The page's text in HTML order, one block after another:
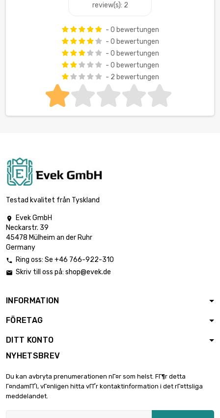
review(s): 2
- 0 bewertungen
- 0 bewertungen
- 0 bewertungen
- 0 bewertungen
- 2 bewertungen
Testad kvalitet från Tyskland

Evek GmbH
Neckarstr. 39
45478 Mülheim an der Ruhr
Germany
 Ring oss: Se +46 766-922-310
 Skriv till oss på: shop@evek.de
INFORMATION
FÖRETAG
DITT KONTO
NYHETSBREV
Du kan avbryta prenumerationen nГ¤r som helst. FГ¶r detta
Г¤ndamГҐl, vГ¤nligen hitta vГҐr kontaktinformation i det rГ¤ttsliga
meddelandet.